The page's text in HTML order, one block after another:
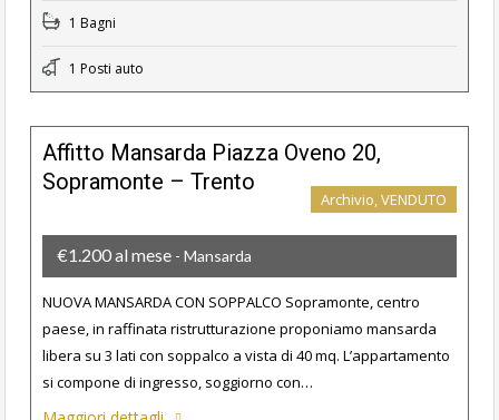
1 Bagni
1 Posti auto
Affitto Mansarda Piazza Oveno 20,
Sopramonte – Trento
Archivio, VENDUTO
€1.200 al mese - Mansarda
NUOVA MANSARDA CON SOPPALCO Sopramonte, centro
paese, in raffinata ristrutturazione proponiamo mansarda
libera su 3 lati con soppalco a vista di 40 mq. L’appartamento
si compone di ingresso, soggiorno con…